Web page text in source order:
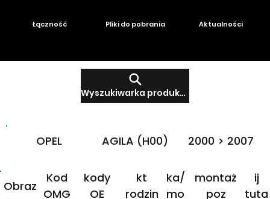
Wyszukiwarka produktów
Łączność Pliki do pobrania Aktualności
Obraz
Kod
OMG
kody
OE
kt
rodzin
ka/
mo
montaż
poz
ij
tuta
OPEL AGILA (H00) 2000 > 2007